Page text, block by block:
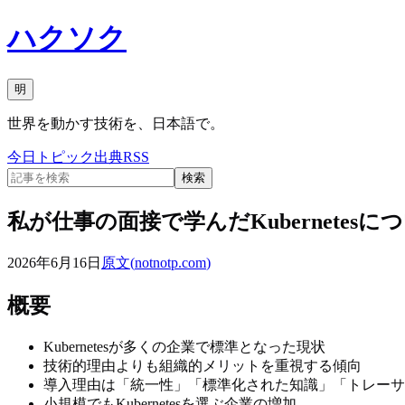
ハクソク
明
世界を動かす技術を、日本語で。
今日 トピック出典RSS
検索
私が仕事の面接で学んだKubernetesに
2026年6月16日 原文(notnotp.com)
概要
Kubernetesが多くの企業で標準となった現状
技術的理由よりも組織的メリットを重視する傾向
導入理由は「統一性」「標準化された知識」「トレーサ